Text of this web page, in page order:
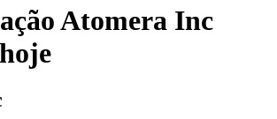
Atomera Inc